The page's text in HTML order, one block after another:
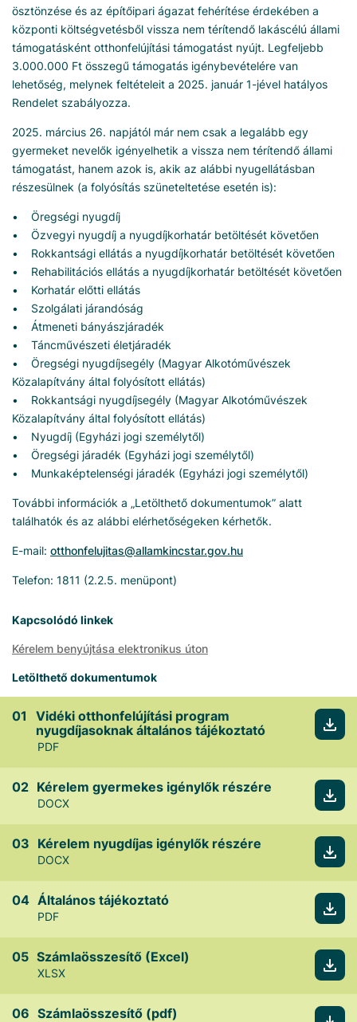
ösztönzése és az építőipari ágazat fehérítése érdekében a
központi költségvetésből vissza nem térítendő lakáscélú állami
támogatásként otthonfelújítási támogatást nyújt. Legfeljebb
3.000.000 Ft összegű támogatás igénybevételére van
lehetőség, melynek feltételeit a 2025. január 1-jével hatályos
Rendelet szabályozza.
2025. március 26. napjától már nem csak a legalább egy
gyermeket nevelők igényelhetik a vissza nem térítendő állami
támogatást, hanem azok is, akik az alábbi nyugellátásban
részesülnek (a folyósítás szüneteltetése esetén is):
• Öregségi nyugdíj
• Özvegyi nyugdíj a nyugdíjkorhatár betöltését követően
• Rokkantsági ellátás a nyugdíjkorhatár betöltését követően
• Rehabilitációs ellátás a nyugdíjkorhatár betöltését követően
• Korhatár előtti ellátás
• Szolgálati járandóság
• Átmeneti bányászjáradék
• Táncművészeti életjáradék
• Öregségi nyugdíjsegély (Magyar Alkotóművészek
Közalapítvány által folyósított ellátás)
• Rokkantsági nyugdíjsegély (Magyar Alkotóművészek
Közalapítvány által folyósított ellátás)
• Nyugdíj (Egyházi jogi személytől)
• Öregségi járadék (Egyházi jogi személytől)
• Munkaképtelenségi járadék (Egyházi jogi személytől)
További információk a „Letölthető dokumentumok” alatt
találhatók és az alábbi elérhetőségeken kérhetők.
E-mail: otthonfelujitas@allamkincstar.gov.hu
Telefon: 1811 (2.2.5. menüpont)
Kapcsolódó linkek
Kérelem benyújtása elektronikus úton
Letölthető dokumentumok
Vidéki otthonfelújítási program
nyugdíjasoknak általános tájékoztató
PDF
Kérelem gyermekes igénylők részére
DOCX
Kérelem nyugdíjas igénylők részére
DOCX
Általános tájékoztató
PDF
Számlaösszesítő (Excel)
XLSX
Számlaösszesítő (pdf)